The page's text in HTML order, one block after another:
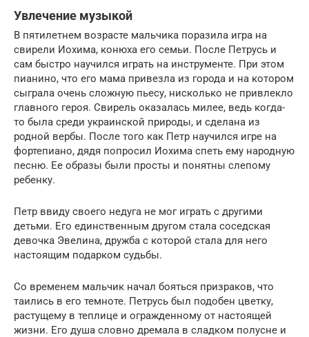
Увлечение музыкой
В пятилетнем возрасте мальчика поразила игра на
свирели Иохима, конюха его семьи. После Петрусь и
сам быстро научился играть на инструменте. При этом
пианино, что его мама привезла из города и на котором
сыграла очень сложную пьесу, нисколько не привлекло
главного героя. Свирель оказалась милее, ведь когда-
то была среди украинской природы, и сделана из
родной вербы. После того как Петр научился игре на
фортепиано, дядя попросил Иохима спеть ему народную
песню. Ее образы были просты и понятны слепому
ребенку.
Петр ввиду своего недуга не мог играть с другими
детьми. Его единственным другом стала соседская
девочка Эвелина, дружба с которой стала для него
настоящим подарком судьбы.
Со временем мальчик начал бояться призраков, что
таились в его темноте. Петрусь был подобен цветку,
растущему в теплице и огражденному от настоящей
жизни. Его душа словно дремала в сладком полусне и